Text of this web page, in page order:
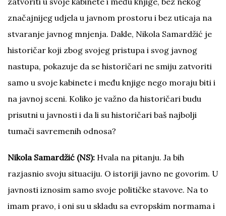
značajnijeg udjela u javnom prostoru i bez uticaja na
stvaranje javnog mnjenja. Dakle, Nikola Samardžić je
historičar koji zbog svojeg pristupa i svog javnog
nastupa, pokazuje da se historičari ne smiju zatvoriti
samo u svoje kabinete i među knjige nego moraju biti i
na javnoj sceni. Koliko je važno da historičari budu
prisutni u javnosti i da li su historičari baš najbolji
tumači savremenih odnosa?
Nikola Samardžić (NS): Hvala na pitanju. Ja bih
razjasnio svoju situaciju. O istoriji javno ne govorim. U
javnosti iznosim samo svoje političke stavove. Na to
imam pravo, i oni su u skladu sa evropskim normama i